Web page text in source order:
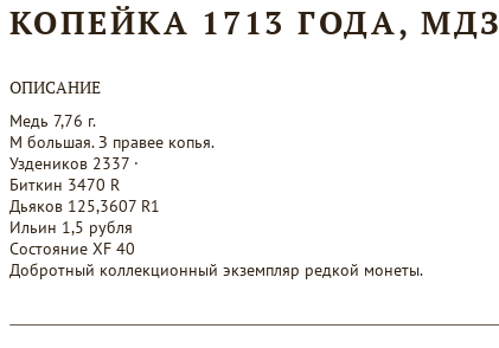
КОПЕЙКА 1713 ГОДА, МДЗ
ОПИСАНИЕ
Медь 7,76 г.
М большая. З правее копья.
Уздеников 2337 ·
Биткин 3470 R
Дьяков 125,3607 R1
Ильин 1,5 рубля
Состояние XF 40
Добротный коллекционный экземпляр редкой монеты.